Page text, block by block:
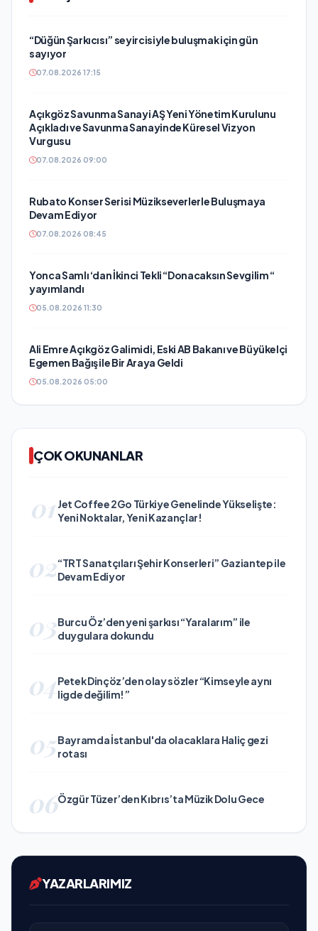
“Düğün Şarkıcısı” seyircisiyle buluşmak için gün
sayıyor
07.08.2026 17:15
Açıkgöz Savunma Sanayi AŞ Yeni Yönetim Kurulunu
Açıkladı ve Savunma Sanayinde Küresel Vizyon
Vurgusu
07.08.2026 09:00
Rubato Konser Serisi Müzikseverlerle Buluşmaya
Devam Ediyor
07.08.2026 08:45
Yonca Samlı ‘dan İkinci Tekli “Donacaksın Sevgilim “
yayımlandı
05.08.2026 11:30
Ali Emre Açıkgöz Galimidi, Eski AB Bakanı ve Büyükelçi
Egemen Bağış ile Bir Araya Geldi
05.08.2026 05:00
ÇOK OKUNANLAR
01 Jet Coffee 2Go Türkiye Genelinde Yükselişte:
Yeni Noktalar, Yeni Kazançlar!
02“TRT Sanatçıları Şehir Konserleri” Gaziantep ile
Devam Ediyor
03Burcu Öz’den yeni şarkısı “Yaralarım” ile
duygulara dokundu
04Petek Dinçöz’den olay sözler “Kimseyle aynı
ligde değilim!”
05Bayramda İstanbul'da olacaklara Haliç gezi
rotası
06Özgür Tüzer’den Kıbrıs’ta Müzik Dolu Gece
YAZARLARIMIZ